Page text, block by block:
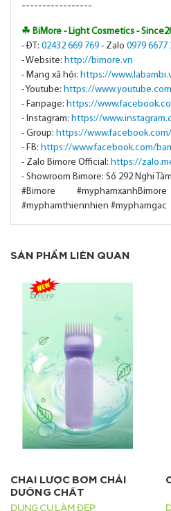
-----------------
☘ BiMore - Light Cosmetics -
- ĐT: 02432 669 769 - Zalo 0979 6677
- Website: http://bimore.vn
- Mạng xã hội: https://
- Youtube: https://
- Fanpage: https://
- Instagram: https://
- Group: https://
- FB: https://www.facebook.com/
- Zalo Bimore Official: https://
- Showroom Bimore: Số 292 Nghi
#Bimore
#myphamthiennhien #myphamgac
SẢN PHẨM LIÊN QUAN
CHAI LƯỢC BƠM CHẢI
DƯỠNG CHẤT
DỤNG CỤ LÀM ĐẸP